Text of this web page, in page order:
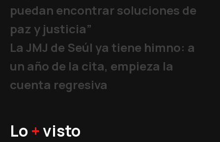
puedan encontrar soluciones de
paz y justicia”
La JMJ de Seúl ya tiene himno: a
un año de la cita, empieza la
cuenta regresiva
Lo +visto